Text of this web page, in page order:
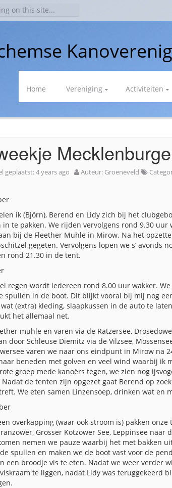
Skip
Home Vereniging Activiteiten
geplaatst:4 years ago Auteur: Groeneveld
ik (Björn), Berend en Lidy zich bij het
te pakken. We rijden vervolgens rond 9.30 uur
bij de Fleether Muhle in Mirow. Na het
gegeten. Vervolgens lopen we s’ avonds
rond 21.30 in de tent.
regen wordt iedereen rond 8.00 uur wakker.
spullen in de boot. Dit blijkt vooral bij mij nog
(extra) kleding, slaapkussen in de auto te
het allemaal net.
muhle en varen via de Ratzersee,
door Schleuse Diemitz via de Vilzsee,
varen we naar ons eindpunt in Mirow na
beneden met golven en veel wind waarbij ik
groep mede kanoërs tegen, we zien nog
de tenten zijn opgezet gaat Berend op
We eten samen Linzensoep, drinken wat en
overkapping (waar ook stroom is) pakken
Grosser Kotzower See, Leppinsee naar
nemen we pauze waarbij het met bakken
spullen en maken we de boot vast voor de
een broodje vis te eten. Nadat we weer verder
te liggen, nadat Lidy was teruggekeerd